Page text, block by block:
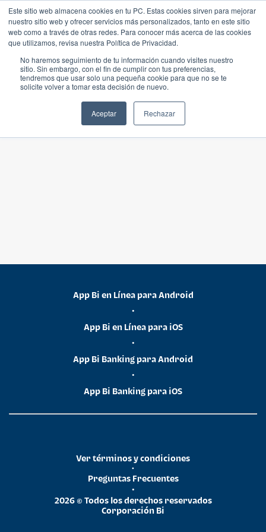
Este sitio web almacena cookies en tu PC. Estas cookies sirven para mejorar
nuestro sitio web y ofrecer servicios más personalizados, tanto en este sitio
web como a través de otras redes. Para conocer más acerca de las cookies
que utilizamos, revisa nuestra Política de Privacidad.
No haremos seguimiento de tu información cuando visites nuestro
sitio. Sin embargo, con el fin de cumplir con tus preferencias,
tendremos que usar solo una pequeña cookie para que no se te
solicite volver a tomar esta decisión de nuevo.
Aceptar Rechazar
App Bi en Línea para Android
•
App Bi en Línea para iOS
•
App Bi Banking para Android
•
App Bi Banking para iOS
2026 © Todos los derechos reservados
Corporación Bi
•
Preguntas Frecuentes
•
Ver términos y condiciones